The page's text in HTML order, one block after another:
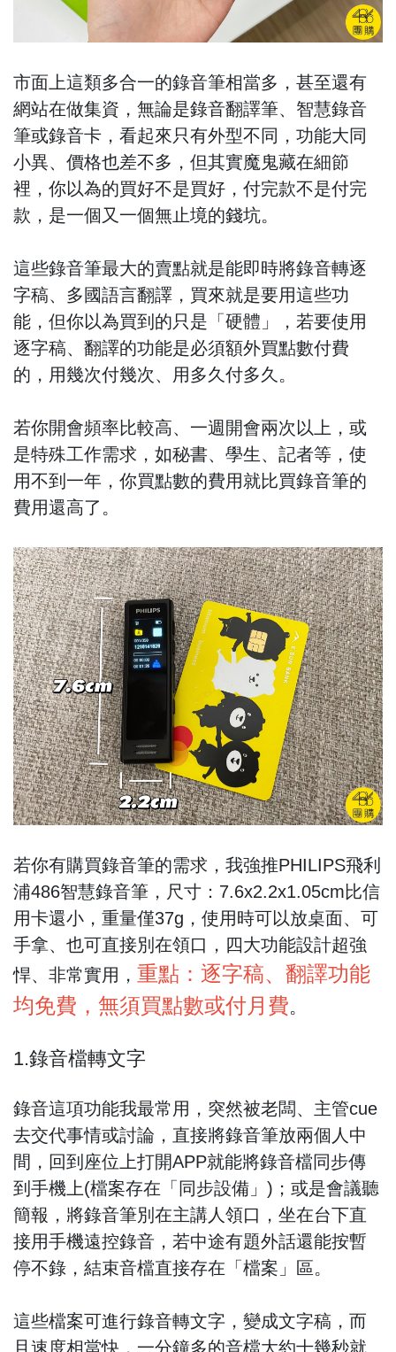
市面上這類多合一的錄音筆相當多，甚至還有
網站在做集資，無論是錄音翻譯筆、智慧錄音
筆或錄音卡，看起來只有外型不同，功能大同
小異、價格也差不多，但其實魔鬼藏在細節
裡，你以為的買好不是買好，付完款不是付完
款， 是一個又一個無止境的錢坑。
這些錄音筆最大的賣點就是能即時將錄音轉逐
字稿、多國語言翻譯，買來就是要用這些功
能，但你以為買到的只是「硬體」，若要使用
逐字稿、翻譯的功能是必須額外買點數付費
的，用幾次付幾次、用多久付多久。
若你開會頻率比較高、一週開會兩次以上，或
是特殊工作需求，如秘書、學生、記者等，使
用不到一年，你買點數的費用就比買錄音筆的
費用還高了。
若你有購買錄音筆的需求，我強推PHILIPS飛利
浦486智慧錄音筆，尺寸：7.6x2.2x1.05cm比信
用卡還小，重量僅37g，使用時可以放桌面、可
手拿、也可直接別在領口，四大功能設計超強
悍、非常實用， 重點：逐字稿、翻譯功能
均免費，無須買點數或付月費。
1.錄音檔轉文字
錄音這項功能我最常用，突然被老闆、主管cue
去交代事情或討論，直接將錄音筆放兩個人中
間，回到座位上打開APP就能將錄音檔同步傳
到手機上(檔案存在「同步設備」)；或是會議聽
簡報，將錄音筆別在主講人領口，坐在台下直
接用手機遠控錄音，若中途有題外話還能按暫
停不錄，結束音檔直接存在「檔案」區。
這些檔案可進行錄音轉文字，變成文字稿，而
且速度相當快，一分鐘多的音檔大約十幾秒就